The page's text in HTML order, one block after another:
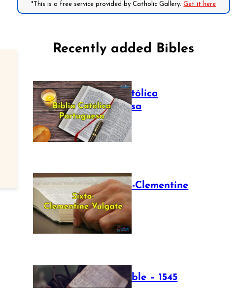
*This is a free service provided by Catholic Gallery.Get it here
Recently added Bibles
Bíblia Católica
Portuguesa
July 16, 2025
The Sixto-Clementine
Vulgate
July 12, 2025
Luther Bible – 1545